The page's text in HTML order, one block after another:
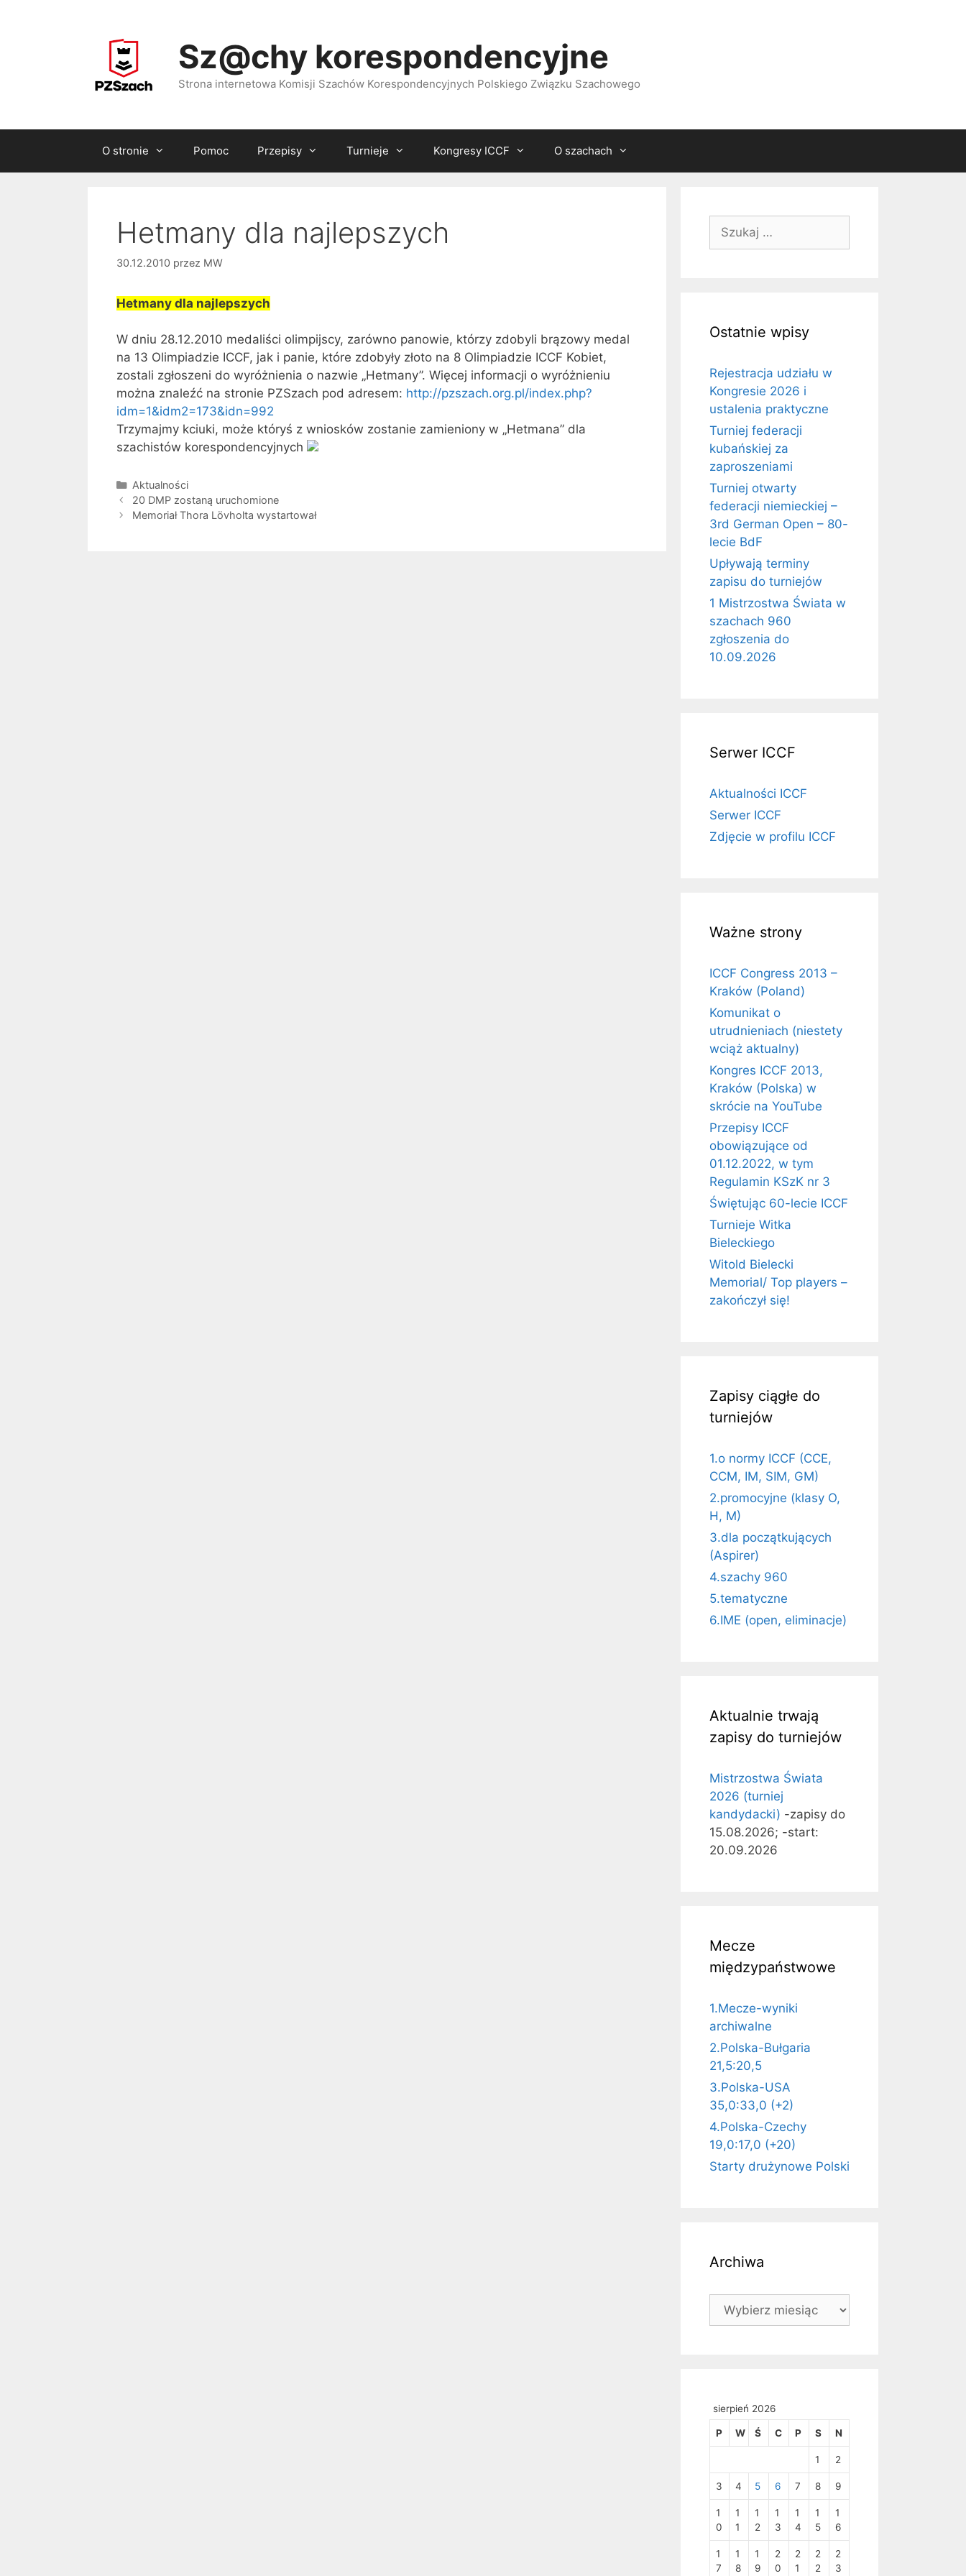
Sz@chy korespondencyjne
Strona internetowa Komisji Szachów Korespondencyjnych Polskiego Związku Szachowego
O stronie Pomoc Przepisy Turnieje Kongresy ICCF O szachach
Hetmany dla najlepszych
30.12.2010 przez MW
Hetmany dla najlepszych
W dniu 28.12.2010 medaliści olimpijscy, zarówno panowie, którzy zdobyli brązowy medal
na 13 Olimpiadzie ICCF, jak i panie, które zdobyły złoto na 8 Olimpiadzie ICCF Kobiet,
zostali zgłoszeni do wyróżnienia o nazwie „Hetmany”. Więcej informacji o wyróżnieniu
można znaleźć na stronie PZSzach pod adresem: http://pzszach.org.pl/index.php?
idm=1&idm2=173&idn=992
Trzymajmy kciuki, może któryś z wniosków zostanie zamieniony w „Hetmana” dla
szachistów korespondencyjnych
Kategorie
Aktualności
20 DMP zostaną uruchomione
Memoriał Thora Lövholta wystartował
Ostatnie wpisy
Rejestracja udziału w
Kongresie 2026 i
ustalenia praktyczne
Turniej federacji
kubańskiej za
zaproszeniami
Turniej otwarty
federacji niemieckiej –
3rd German Open – 80-
lecie BdF
Upływają terminy
zapisu do turniejów
1 Mistrzostwa Świata w
szachach 960
zgłoszenia do
10.09.2026
Serwer ICCF
Aktualności ICCF
Serwer ICCF
Zdjęcie w profilu ICCF
Ważne strony
ICCF Congress 2013 –
Kraków (Poland)
Komunikat o
utrudnieniach (niestety
wciąż aktualny)
Kongres ICCF 2013,
Kraków (Polska) w
skrócie na YouTube
Przepisy ICCF
obowiązujące od
01.12.2022, w tym
Regulamin KSzK nr 3
Świętując 60-lecie ICCF
Turnieje Witka
Bieleckiego
Witold Bielecki
Memorial/ Top players –
zakończył się!
Zapisy ciągłe do
turniejów
1.o normy ICCF (CCE,
CCM, IM, SIM, GM)
2.promocyjne (klasy O,
H, M)
3.dla początkujących
(Aspirer)
4.szachy 960
5.tematyczne
6.IME (open, eliminacje)
Aktualnie trwają
zapisy do turniejów
Mistrzostwa Świata
2026 (turniej
kandydacki) -zapisy do
15.08.2026; -start:
20.09.2026
Mecze
międzypaństwowe
1.Mecze-wyniki
archiwalne
2.Polska-Bułgaria
21,5:20,5
3.Polska-USA
35,0:33,0 (+2)
4.Polska-Czechy
19,0:17,0 (+20)
Starty drużynowe Polski
Archiwa
Archiwa
sierpień 2026
P W Ś C P S N
1 2
3 4 5 6 7 8 9
1
0
1
1
1
2
1
3
1
4
1
5
1
6
1
7
1
8
1
9
2
0
2
1
2
2
2
3